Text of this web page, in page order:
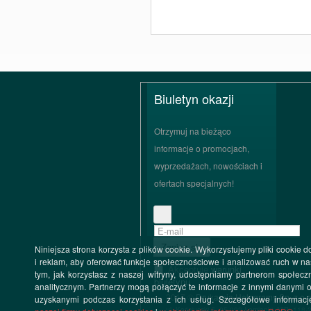
Biuletyn okazji
Otrzymuj na bieżąco
informacje o promocjach,
wyprzedażach, nowościach i
ofertach specjalnych!
Zapisz się
Akceptujęwarunki
biuletynu
2017 ©Drukarnia Hologramy Sp. z
Niniejsza strona korzysta z plików cookie. Wykorzystujemy pliki cookie
i reklam, aby oferować funkcje społecznościowe i analizować ruch w
tym, jak korzystasz z naszej witryny, udostępniamy partnerom
analitycznym. Partnerzy mogą połączyć te informacje z innymi danymi
uzyskanymi podczas korzystania z ich usług. Szczegółowe